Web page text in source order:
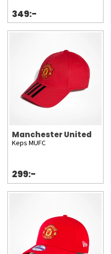
349:-
Manchester United
Keps MUFC
299:-